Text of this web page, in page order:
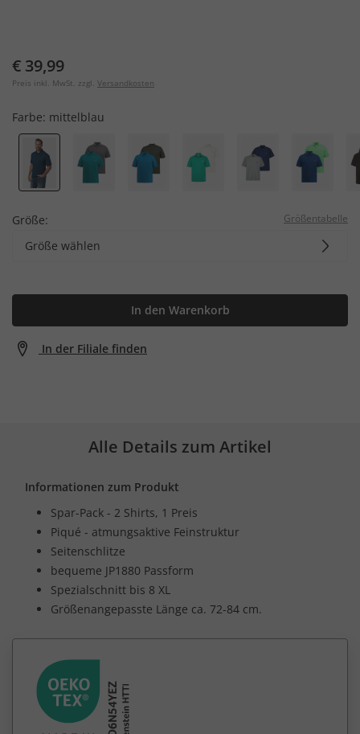
€ 39,99
Preis inkl. MwSt. zzgl. Versandkosten
Farbe: mittelblau
Größe: Größentabelle
Größe wählen
In den Warenkorb
In der Filiale finden
Alle Details zum Artikel
Informationen zum Produkt
Spar-Pack - 2 Shirts, 1 Preis
Piqué - atmungsaktive Feinstruktur
Seitenschlitze
bequeme JP1880 Passform
Spezialschnitt bis 8 XL
Größenangepasste Länge ca. 72-84 cm.